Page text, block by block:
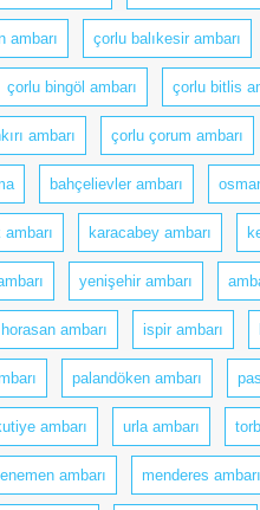
ambarı çorlu balıkesir ambarı
çorlu bingöl ambarı çorlu bitlis
ambarı çorlu çorum ambarı
bahçelievler ambarı
karacabey ambarı
yenişehir ambarı
horasan ambarı ispir ambarı
palandöken ambarı
ambarı urla ambarı
ambarı menderes ambarı